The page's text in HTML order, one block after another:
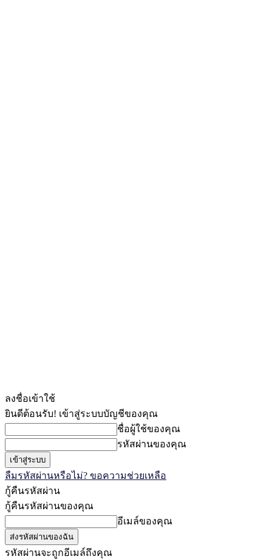
ลงชื่อเข้าใช้
ยินดีต้อนรับ! เข้าสู่ระบบบัญชีของคุณ
ชื่อผู้ใช้ของคุณ
รหัสผ่านของคุณ
ลืมรหัสผ่านหรือไม่? ขอความช่วยเหลือ
กู้คืนรหัสผ่าน
กู้คืนรหัสผ่านของคุณ
อีเมล์ของคุณ
รหัสผ่านจะถูกอีเมล์ถึงคุณ